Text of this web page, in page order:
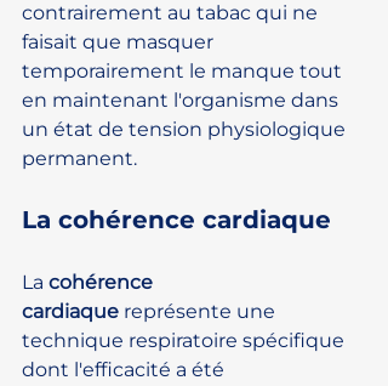
contrairement au tabac qui ne
faisait que masquer
temporairement le manque tout
en maintenant l'organisme dans
un état de tension physiologique
permanent.
La cohérence cardiaque
La cohérence
cardiaque représente une
technique respiratoire spécifique
dont l'efficacité a été